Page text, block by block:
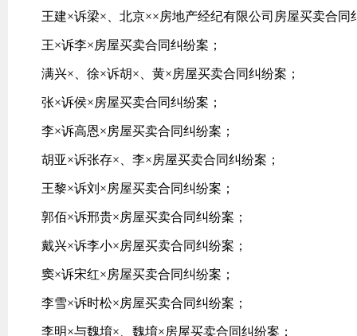
王建×诉梁×、北京××房地产经纪有限公司房屋买卖合同
王×诉李×房屋买卖合同纠纷案；
满兴×、徐×诉胡×、黄×房屋买卖合同纠纷案；
张×诉侯×房屋买卖合同纠纷案；
李×诉高恩×房屋买卖合同纠纷案；
胡亚×诉张存×、李×房屋买卖合同纠纷案；
王黎×诉刘×房屋买卖合同纠纷案；
郭佰×诉邢贵×房屋买卖合同纠纷案；
戴兴×诉李小×房屋买卖合同纠纷案；
窦×诉宋红×房屋买卖合同纠纷案；
李雪×诉时松×房屋买卖合同纠纷案；
李明×与魏堉×、魏堉×房屋买卖合同纠纷案；